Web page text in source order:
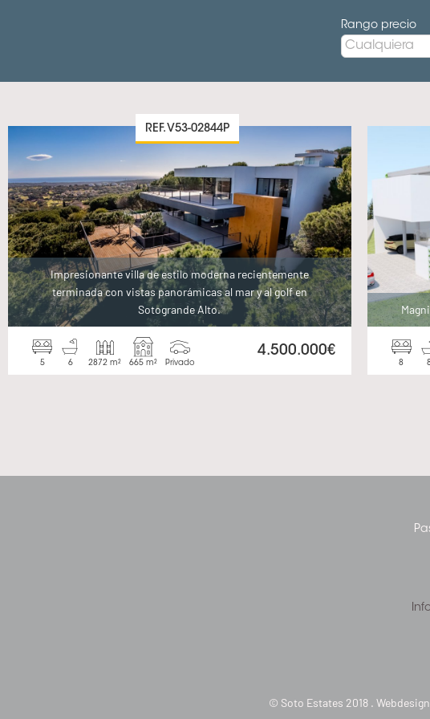
Rango precio
REF. V53-02844P
Impresionante villa de estilo moderna recientemente
terminada con vistas panorámicas al mar y al golf en
Sotogrande Alto.
5 6 2872 m² 665 m² Privado
4.500.000€
8
© Soto Estates 2018 . Webdesign